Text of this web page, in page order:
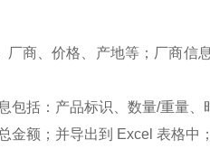
商、价格、产地等；厂商信
括：产品标识、数量/重量、
金额；并导出到 Excel 表格中；